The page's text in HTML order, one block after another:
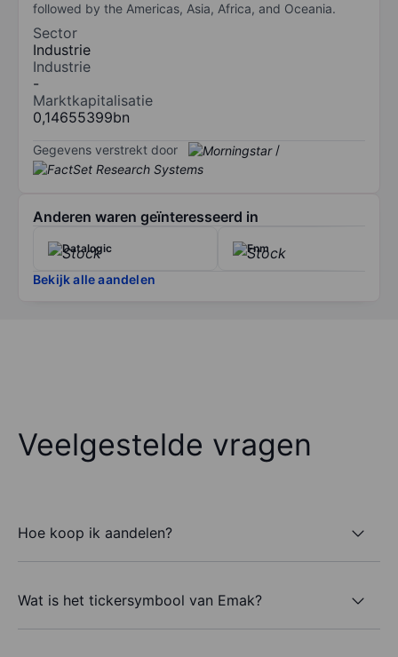
followed by the Americas, Asia, Africa, and Oceania.
Sector
Industrie
Industrie
-
Marktkapitalisatie
0,14655399bn
Gegevens verstrekt door /
Anderen waren geïnteresseerd in
Datalogic Fnm
Bekijk alle aandelen
Veelgestelde vragen
Hoe koop ik aandelen?
Wat is het tickersymbool van Emak?